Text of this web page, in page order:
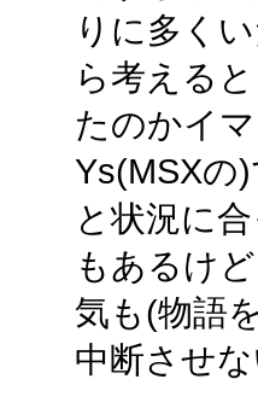
りに多く
ら考える
たのかイ
Ys(MSXの
と状況に
もあるけ
気も(物語
中断させな